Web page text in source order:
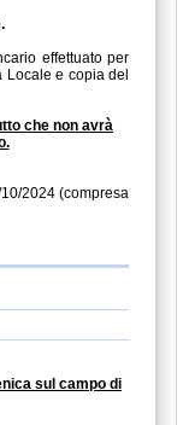
effettuato per
e copia del
che non avrà
2024 (compresa
sul campo di